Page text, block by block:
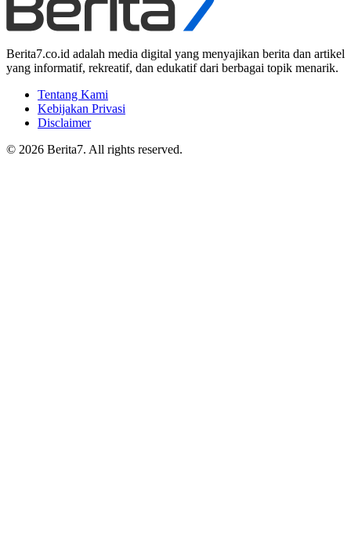
Berita7.co.id adalah media digital yang menyajikan berita dan artikel
yang informatif, rekreatif, dan edukatif dari berbagai topik menarik.
Tentang Kami
Kebijakan Privasi
Disclaimer
© 2026 Berita7. All rights reserved.